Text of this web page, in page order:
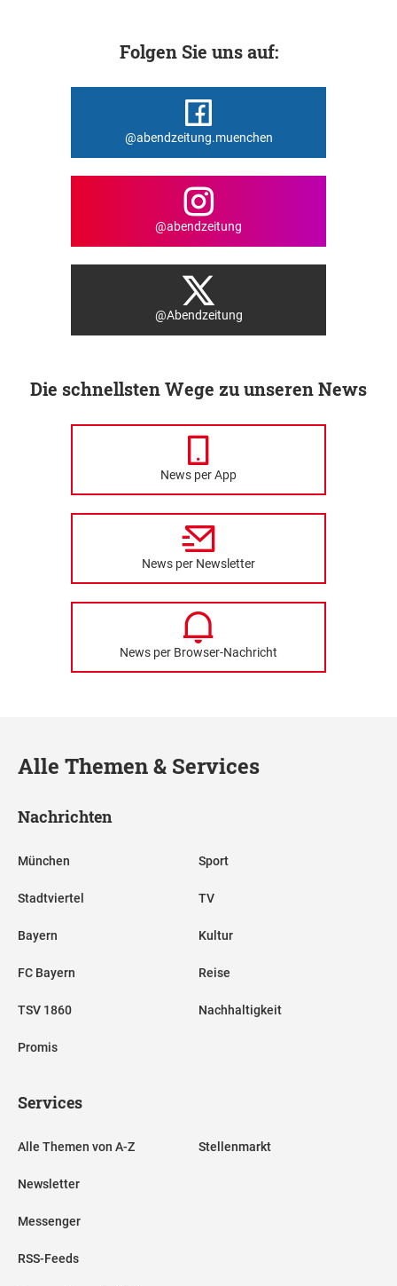
Folgen Sie uns auf:
@abendzeitung.muenchen
@abendzeitung
@Abendzeitung
Die schnellsten Wege zu unseren News
News per App
News per Newsletter
News per Browser-Nachricht
Alle Themen & Services
Nachrichten
München
Stadtviertel
Bayern
FC Bayern
TSV 1860
Promis
Sport
TV
Kultur
Reise
Nachhaltigkeit
Services
Alle Themen von A-Z
Newsletter
Messenger
RSS-Feeds
Stellenmarkt